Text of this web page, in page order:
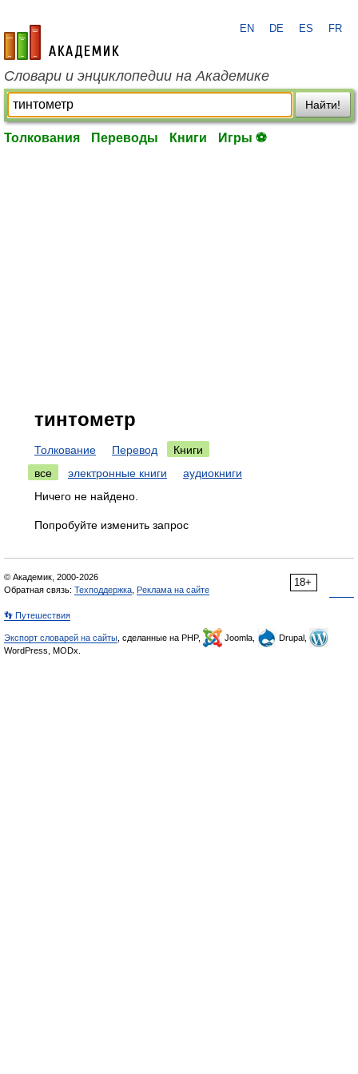
academic.ru
EN DE ES FR
Словари и энциклопедии на Академике
Найти!
Толкования Переводы Книги Игры ⚽
тинтометр
Толкование Перевод
Книги
все
электронные книги
аудиокниги
Ничего не найдено.
Попробуйте изменить запрос
18+
© Академик, 2000-2026
Обратная связь: Техподдержка Реклама на сайте
👣 Путешествия
Экспорт словарей на сайты , сделанные на PHP, Joomla,
Drupal,
WordPress, MODx.